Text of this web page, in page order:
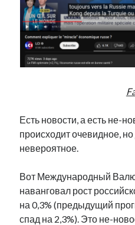
Есть новости, а есть не-
происходит очевидное,
невероятное.
Вот Международный
наванговал рост
на 0,3% (предыдущий
спад на 2,3%). Это не-